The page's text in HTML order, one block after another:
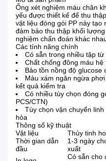
Ống xét nghiệm máu chân
yếu được thiết kế để thu
vật liệu đóng gói PP này tạo
đảm bảo thu thập khối
nghiệm chẩn đoán khác
Các tính năng chính
Có sẵn trong nhiều tập
Chất chống đông máu
Bảo tồn nồng độ glucose
Màu xám ngăn ngừa
kết quả kiểm tra
Có nhiều tùy chọn đóng
PCS/CTN)
Tùy chọn vận chuyển
hỏa
Thông số kỹ thuật
Vật liệu
Thủy tinh
Thời gian dẫn
đầu
1-3 ngày
xuất
Có sẵn cho